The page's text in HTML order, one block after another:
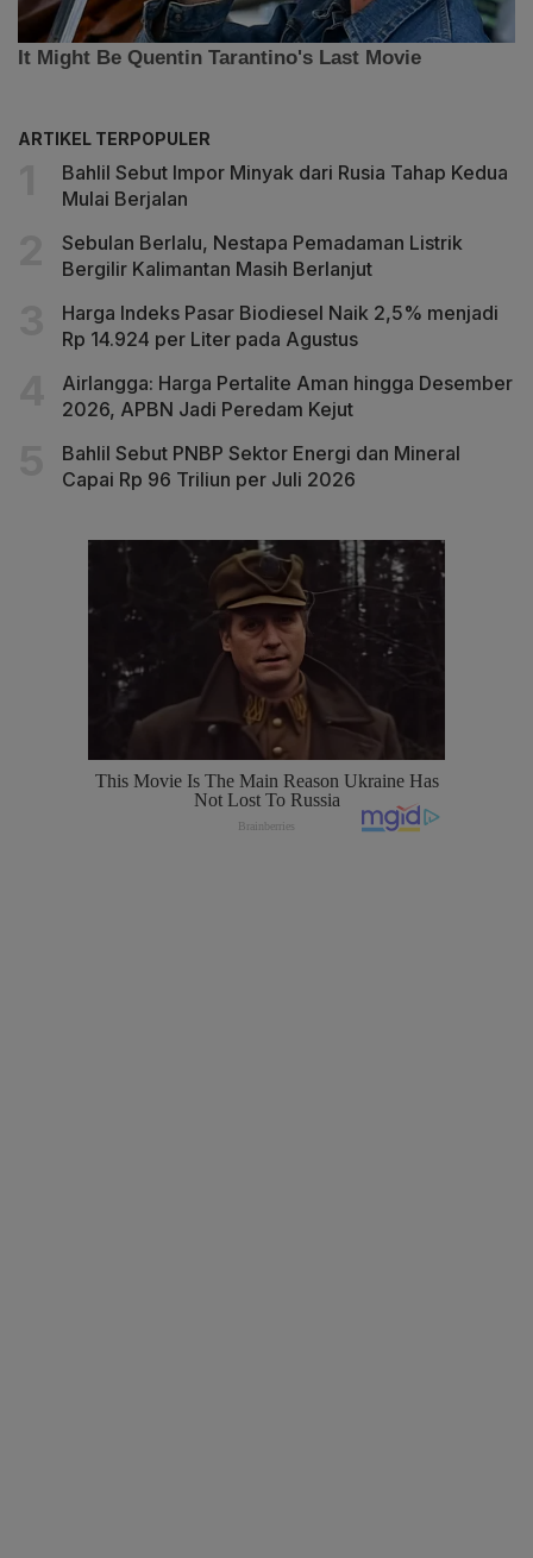
ARTIKEL TERPOPULER
Bahlil Sebut Impor Minyak dari Rusia Tahap Kedua
Mulai Berjalan
Sebulan Berlalu, Nestapa Pemadaman Listrik
Bergilir Kalimantan Masih Berlanjut
Harga Indeks Pasar Biodiesel Naik 2,5% menjadi
Rp 14.924 per Liter pada Agustus
Airlangga: Harga Pertalite Aman hingga Desember
2026, APBN Jadi Peredam Kejut
Bahlil Sebut PNBP Sektor Energi dan Mineral
Capai Rp 96 Triliun per Juli 2026